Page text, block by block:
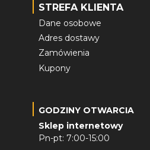
STREFA KLIENTA
Dane osobowe
Adres dostawy
Zamówienia
Kupony
GODZINY OTWARCIA
Sklep internetowy
Pn-pt: 7:00-15:00